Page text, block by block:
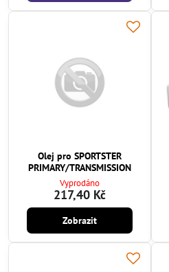
Olej pro SPORTSTER
PRIMARY/TRANSMISSION
Vyprodáno
217,40 Kč
Zobrazit